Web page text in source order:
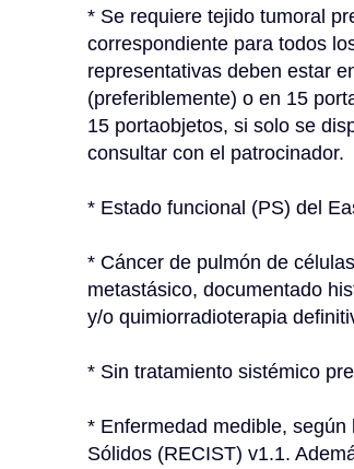
* Se requiere tejido tumoral
correspondiente para todos
representativas deben estar
(preferiblemente) o en 15
15 portaobjetos, si solo se
consultar con el patrocinador.
* Estado funcional (PS) del
* Cáncer de pulmón de
metastásico, documentado
y/o quimiorradioterapia
* Sin tratamiento sistémico
* Enfermedad medible,
Sólidos (RECIST) v1.1.